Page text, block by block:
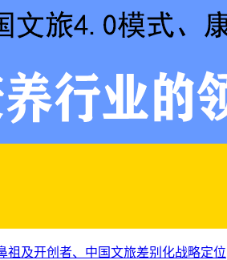
祖及开创者、中国文旅差别化战略定位